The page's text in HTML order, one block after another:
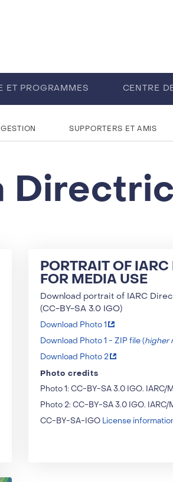
ET PROGRAMMES CENTRE
SUPPORTERS ET AMIS
PORTRAIT OF
FOR MEDIA USE
Download portrait of IARC
(CC-BY-SA 3.0 IGO)
Download Photo 1
Download Photo 1 - ZIP file (higher
Download Photo 2
Photo credits
Photo 1: CC-BY-SA 3.0 IGO. IARC/
Photo 2: CC-BY-SA 3.0 IGO. IARC/
CC-BY-SA-IGO License